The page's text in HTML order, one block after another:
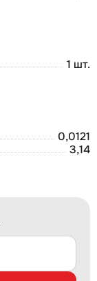
1 шт.
0,0121
3,14